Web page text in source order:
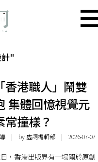
計"
「香港職人」鬧雙
集體回憶視覺元
常撞樣？
| by 虛詞編輯部 | 2026-07-07
，香港出版界有一場關於原創